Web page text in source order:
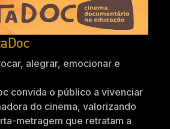
alegrar, emocionar e
convida o público a vivenciar
do cinema, valorizando
metragem que retratam a